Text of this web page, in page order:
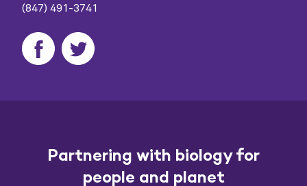
(847) 491-3741
Partnering with biology for
people and planet